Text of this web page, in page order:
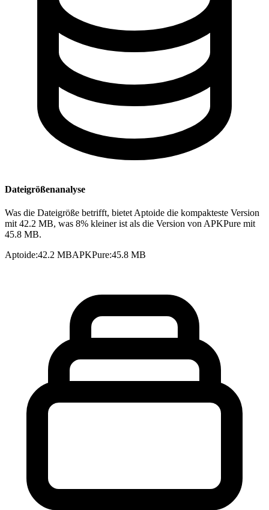
Dateigrößenanalyse
Was die Dateigröße betrifft, bietet Aptoide die kompakteste Version
mit 42.2 MB, was 8% kleiner ist als die Version von APKPure mit
45.8 MB.
Aptoide:42.2 MBAPKPure:45.8 MB